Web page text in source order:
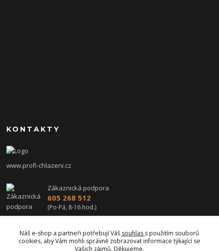
KONTAKTY
www.profi-chlazeni.cz
Zákaznická podpora
605 268 512
(Po-Pá, 8-16 hod.)
Náš e-shop a partneři potřebují Váš souhlas s použitím souborů
cookies, aby Vám mohli správně zobrazovat informace týkající se
Vašich zájmů. Děkujeme.